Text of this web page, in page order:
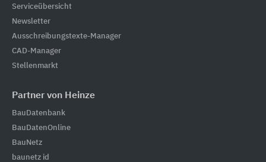
Serviceübersicht
Newsletter
Ausschreibungstexte-Manager
CAD-Manager
Stellenmarkt
Partner von Heinze
BauDatenbank
BauDatenOnline
BauNetz
baunetz id